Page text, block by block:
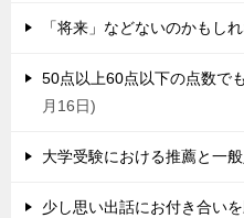
「将来」などないのかもし
50点以上60点以下の点数で
月16日
大学受験における推薦と一
少し思い出話にお付き合い